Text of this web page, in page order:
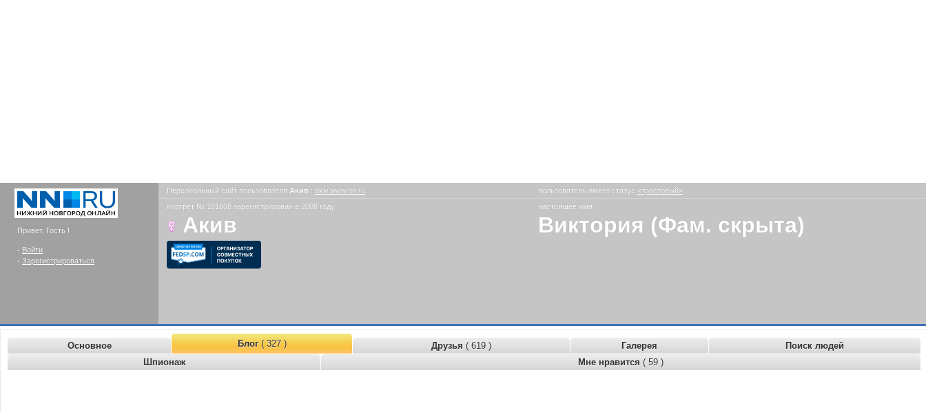
Привет, Гость !
- Войти
- Зарегистрироваться
Персональный сайт пользователя Акив : akiv.www.nn.ru пользователь имеет статус «трастовый»
портрет № 101608 зарегистрирован в 2008 году
Акив
настоящее имя:
Виктория (Фам. скрыта)
Основное Блог( 327 ) Друзья ( 619 ) Галерея
Поиск людей
Шпионаж
Мне нравится ( 59 )